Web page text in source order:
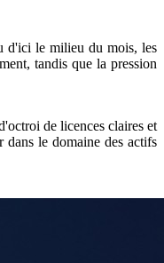
d'ici le milieu du mois, les
tandis que la pression
de licences claires et
le domaine des actifs